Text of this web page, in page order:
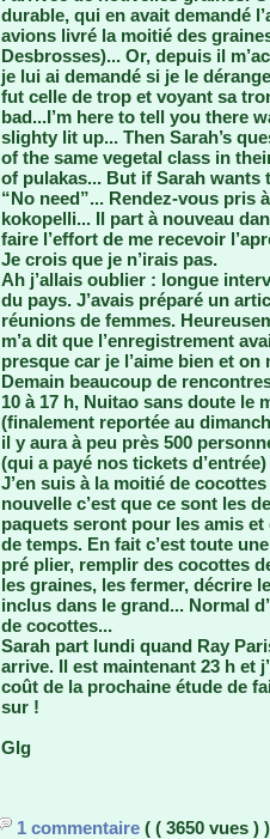
durable, qui en avait demandé
avions livré la moitié des
Desbrosses)... Or, depuis il
je lui ai demandé si je le
fut celle de trop et voyant sa
bad...I’m here to tell you there
slighty lit up... Then Sarah’s
of the same vegetal class in
of pulakas... But if Sarah wants
“No need”... Rendez-vous pris
kokopelli... Il part à nouveau
faire l’effort de me recevoir
Je crois que je n’irais pas.
Ah j’allais oublier : longue
du pays. J’avais préparé un
réunions de femmes.
m’a dit que l’enregistrement
presque car je l’aime bien et
Demain beaucoup de
10 à 17 h, Nuitao sans doute le
(finalement reportée au
il y aura à peu près 500
(qui a payé nos tickets
J’en suis à la moitié de
nouvelle c’est que ce sont les
paquets seront pour les amis
de temps. En fait c’est toute
pré plier, remplir des cocottes
les graines, les fermer, décrire
inclus dans le grand... Normal
de cocottes...
Sarah part lundi quand Ray
arrive. Il est maintenant 23 h et
coût de la prochaine étude de
sur !
Glg
1 commentaire ( ( 3650 vues ) )